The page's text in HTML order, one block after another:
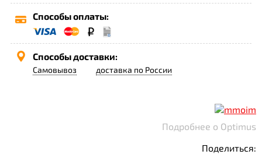
Способы оплаты:
Способы доставки:
Самовывоз доставка по России
Подробнее о Optimus
Поделиться: